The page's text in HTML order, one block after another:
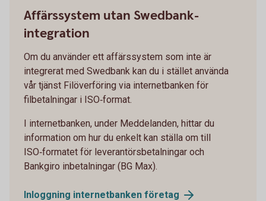
Affärssystem utan Swedbank-
integration
Om du använder ett affärssystem som inte är
integrerat med Swedbank kan du i stället använda
vår tjänst Filöverföring via internetbanken för
filbetalningar i ISO‑format.
I internetbanken, under Meddelanden, hittar du
information om hur du enkelt kan ställa om till
ISO‑formatet för leverantörsbetalningar och
Bankgiro inbetalningar (BG Max).
Inloggning internetbanken företag